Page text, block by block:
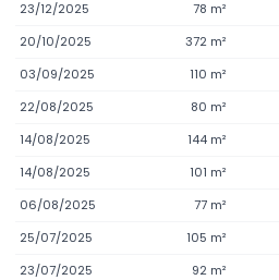
23/12/2025
78 m²
20/10/2025
372 m²
03/09/2025
110 m²
22/08/2025
80 m²
14/08/2025
144 m²
14/08/2025
101 m²
06/08/2025
77 m²
25/07/2025
105 m²
23/07/2025
92 m²